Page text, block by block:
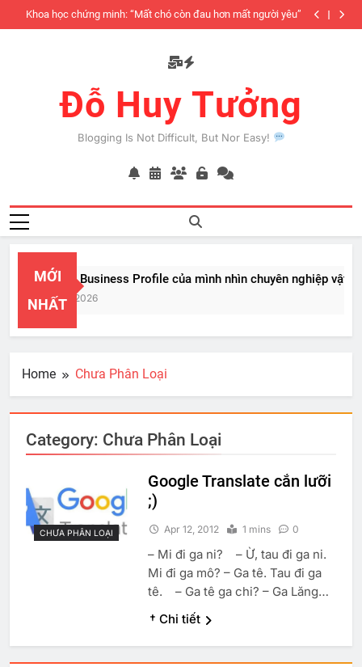
to
Khoa học chứng minh: “Mất chó còn đau hơn mất người yêu”
Đỗ Huy Tưởng
Blogging Is Not Difficult, But Nor Easy!
MỚI
NHẤT
PayPal Business Profile của mình nhìn chuyên nghiệp vật vã
Feb 22, 2026
Home Chưa Phân Loại
Category: Chưa Phân Loại
CHƯA PHÂN LOẠI
Google Translate cắn lưỡi
;)
Apr 12, 2012 1 mins 0
– Mi đi ga ni? – Ừ, tau đi ga ni.
Mi đi ga mô? – Ga tê. Tau đi ga
tê. – Ga tê ga chi? – Ga Lăng…
† Chi tiết